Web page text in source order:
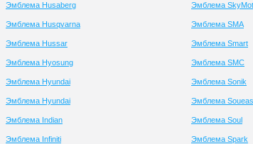
Эмблема Husaberg
Эмблема Husqvarna
Эмблема Hussar
Эмблема Hyosung
Эмблема Hyundai
Эмблема Hyundai
Эмблема Indian
Эмблема Infiniti
Эмблема
Эмблема SMA
Эмблема Smart
Эмблема SMC
Эмблема Sonik
Эмблема
Эмблема Soul
Эмблема Spark